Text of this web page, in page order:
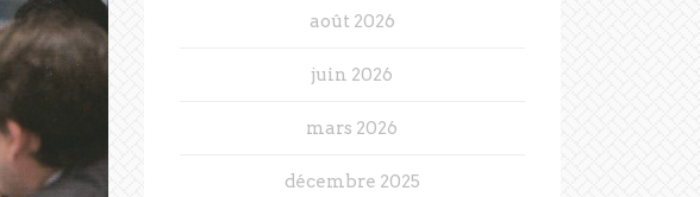
août 2026
juin 2026
mars 2026
décembre 2025